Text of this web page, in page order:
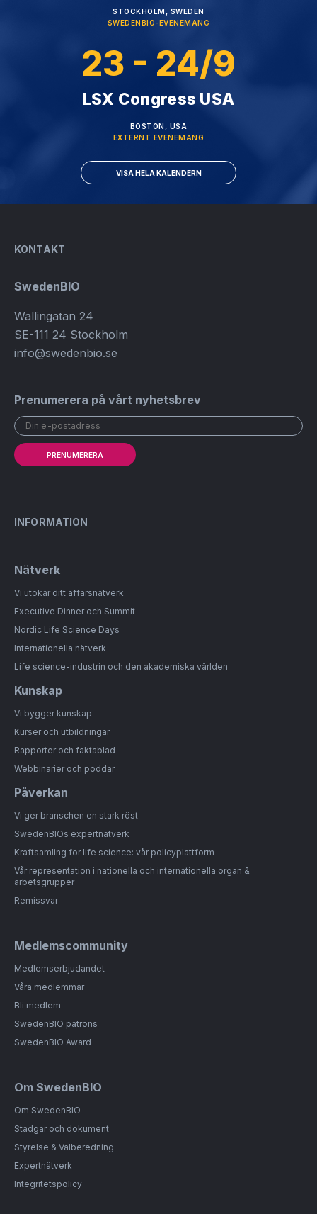
STOCKHOLM, SWEDEN
SWEDENBIO-EVENEMANG
23 - 24/9
LSX Congress USA
BOSTON, USA
EXTERNT EVENEMANG
VISA HELA KALENDERN
KONTAKT
SwedenBIO
Wallingatan 24
SE-111 24 Stockholm
info@swedenbio.se
Prenumerera på vårt nyhetsbrev
PRENUMERERA
INFORMATION
Nätverk
Vi utökar ditt affärsnätverk
Executive Dinner och Summit
Nordic Life Science Days
Internationella nätverk
Life science-industrin och den akademiska världen
Kunskap
Vi bygger kunskap
Kurser och utbildningar
Rapporter och faktablad
Webbinarier och poddar
Påverkan
Vi ger branschen en stark röst
SwedenBIOs expertnätverk
Kraftsamling för life science: vår policyplattform
Vår representation i nationella och internationella organ &
arbetsgrupper
Remissvar
Medlemscommunity
Medlemserbjudandet
Våra medlemmar
Bli medlem
SwedenBIO patrons
SwedenBIO Award
Om SwedenBIO
Om SwedenBIO
Stadgar och dokument
Styrelse & Valberedning
Expertnätverk
Integritetspolicy